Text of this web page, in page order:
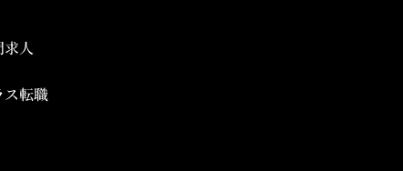
求人
ス転職